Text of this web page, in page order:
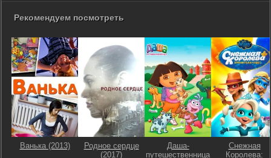
Рекомендуем посмотреть
Ванька (2013)
Родное сердце
(2017)
Даша-
путешественница
Снежная
Королева: